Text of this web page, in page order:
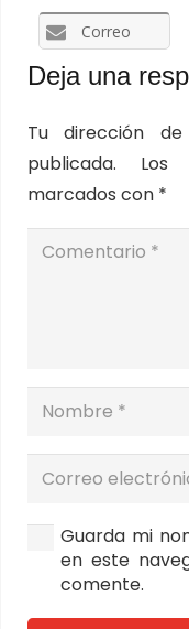
Correo
Deja una
Tu dirección
publicada.
Los
marcados con *
Guarda mi
en este
comente.